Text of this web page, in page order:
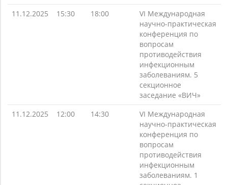
11.12.2025
15:30 18:00
VI Международная
научно-практическая
конференция по
вопросам
противодействия
инфекционным
заболеваниям. 5
секционное
заседание «ВИЧ»
11.12.2025
12:00 14:30
VI Международная
научно-практическая
конференция по
вопросам
противодействия
инфекционным
заболеваниям. 1